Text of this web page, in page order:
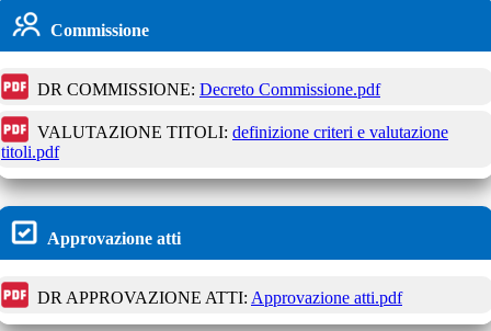
Commissione
DR COMMISSIONE: Decreto Commissione.pdf
VALUTAZIONE TITOLI: definizione criteri e valutazione
titoli.pdf
Approvazione atti
DR APPROVAZIONE ATTI: Approvazione atti.pdf